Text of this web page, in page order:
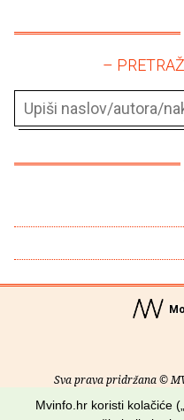
–
Sva prava pridržana ©
Mvinfo.hr koristi kolačiće